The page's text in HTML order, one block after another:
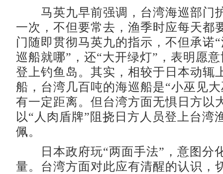
马英九早前强调，台湾海巡部门
一次，不但要常去，渔季时应每天都
门随即贯彻马英九的指示，不但承诺
巡船就哪”，还“大开绿灯”，表明愿
登上钓鱼岛。其实，相较于日本动辄
船，台湾几百吨的海巡船是“小巫见
有一定距离。但台湾方面无惧日方以
以“人肉盾牌”阻挠日方人员登上台湾
佩。
日本政府玩“两面手法”，意图分
量。台湾方面对此应有清醒的认识，